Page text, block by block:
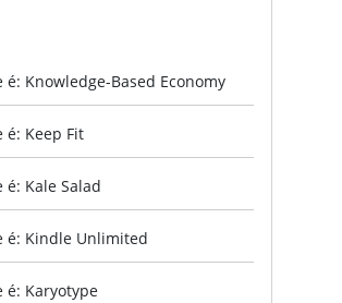
é: Knowledge-Based Economy
é: Keep Fit
é: Kale Salad
é: Kindle Unlimited
é: Karyotype